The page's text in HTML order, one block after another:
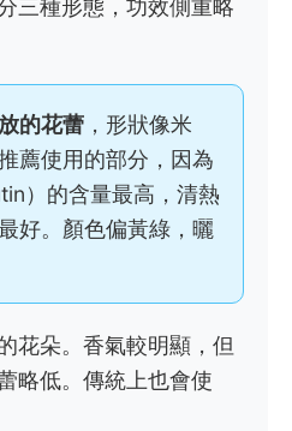
三種形態，功效側重略
的花蕾 ，形狀像米
薦使用的部分，因為
）的含量最高，清熱
好。顏色偏黃綠，曬
花朵。香氣較明顯，但
略低。傳統上也會使